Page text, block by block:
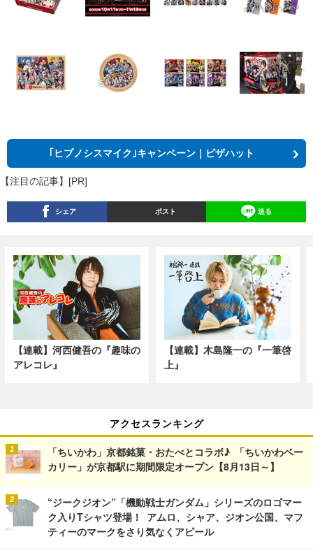
｢ヒプノシスマイク｣キャンペーン｜ピザハット
【注目の記事】[PR]
シェア ポスト 送る
【連載】河西健吾の『趣味の
アレコレ』
【連載】木島隆一の『一筆啓
上』
アクセスランキング
「ちいかわ」京都銘菓・おたべとコラボ♪ 「ちいかわベー
カリー」が京都駅に期間限定オープン【8月13日～】
“ジークジオン”「機動戦士ガンダム」シリーズのロゴマー
ク入りTシャツ登場！ アムロ、シャア、ジオン公国、マフ
ティーのマークをさり気なくアピール